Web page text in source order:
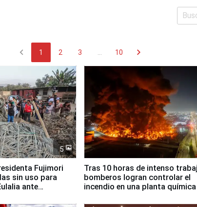
chevron_left 1 2 3 10 chevron_right
5
Fujimori
sin uso para
ante
Tras 10 horas de intenso
bomberos logran controlar el
incendio en una planta química